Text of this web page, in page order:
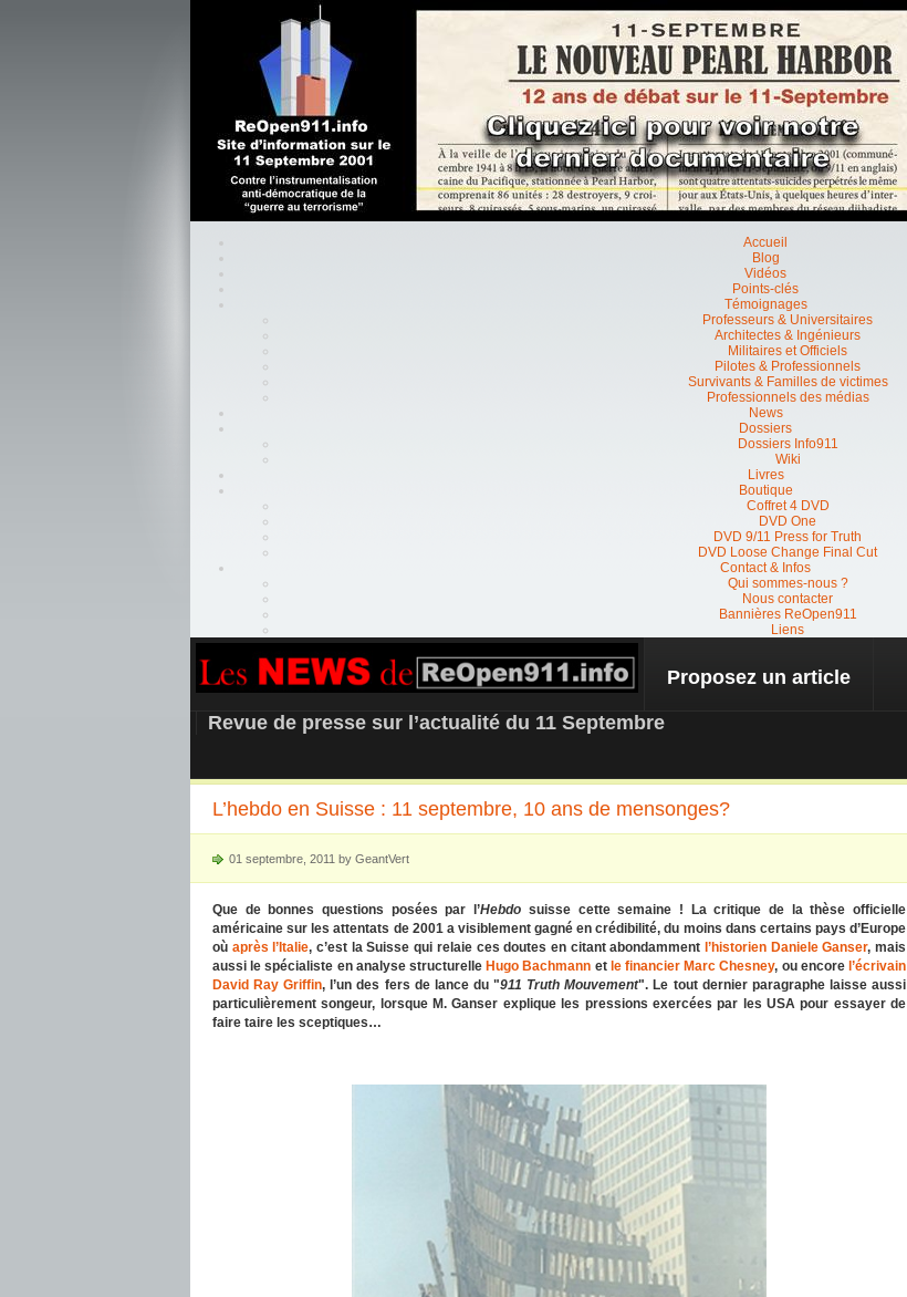
Accueil
Blog
Vidéos
Points-clés
Témoignages
Professeurs & Universitaires
Architectes & Ingénieurs
Militaires et Officiels
Pilotes & Professionnels
Survivants & Familles de victimes
Professionnels des médias
News
Dossiers
Dossiers Info911
Wiki
Livres
Boutique
Coffret 4 DVD
DVD One
DVD 9/11 Press for Truth
DVD Loose Change Final Cut
Contact & Infos
Qui sommes-nous ?
Nous contacter
Bannières ReOpen911
Liens
REOPEN911 – NEWS
Proposez un article
Revue de presse sur l’actualité du 11 Septembre
L’hebdo en Suisse : 11 septembre, 10 ans de mensonges?
01 septembre, 2011 by GeantVert
Que de bonnes questions posées par l’Hebdo suisse cette semaine ! La critique de la thèse officielle
américaine sur les attentats de 2001 a visiblement gagné en crédibilité, du moins dans certains pays d’Europe
où après l’Italie, c’est la Suisse qui relaie ces doutes en citant abondamment l’historien Daniele Ganser, mais
aussi le spécialiste en analyse structurelle Hugo Bachmann et le financier Marc Chesney, ou encore l’écrivain
David Ray Griffin, l’un des fers de lance du "911 Truth Mouvement". Le tout dernier paragraphe laisse aussi
particulièrement songeur, lorsque M. Ganser explique les pressions exercées par les USA pour essayer de
faire taire les sceptiques…